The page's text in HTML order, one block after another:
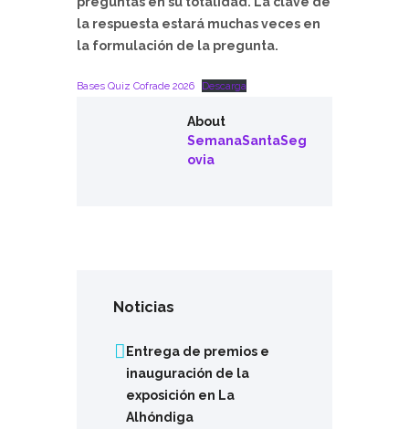
la respuesta estará muchas veces en
la formulación de la pregunta.
Bases Quiz Cofrade 2026 Descarga
About
SemanaSantaSeg
ovia
Noticias
Entrega de premios e
inauguración de la
exposición en La
Alhóndiga